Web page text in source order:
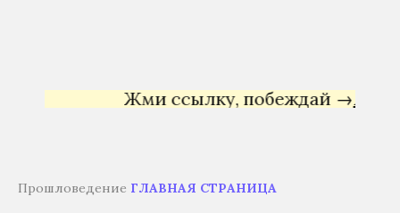
Жми ссылку, побеждай →Яндекс
Прошловедение ГЛАВНАЯ СТРАНИЦА